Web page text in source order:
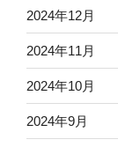
2024年12月
2024年11月
2024年10月
2024年9月